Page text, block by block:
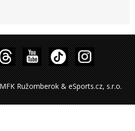
Ružomberok & eSports.cz, s.r.o.